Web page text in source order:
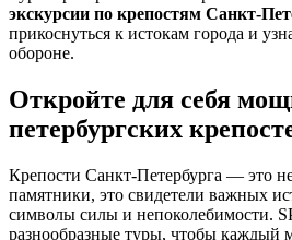
экскурсии по крепостям Санкт-
прикоснуться к истокам города и
обороне.
Откройте для себя
петербургских
Крепости Санкт-Петербурга — это
памятники, это свидетели важных
символы силы и непоколебимости.
разнообразные туры, чтобы каждый